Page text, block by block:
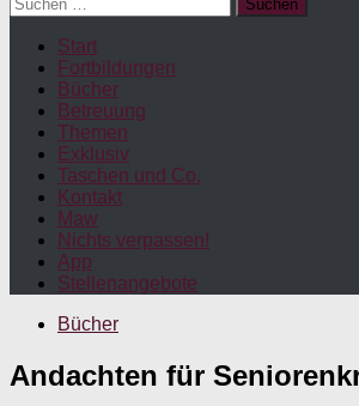
nach:
Start
Fortbildungen
Bücher
Betreuung
Themen
Exklusiv
Taschen und Co.
Kontakt
Maw
Nichts verpassen!
App
Stellenangebote
Bücher
Andachten für